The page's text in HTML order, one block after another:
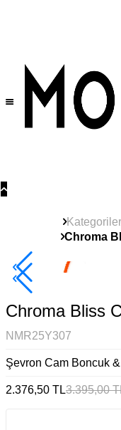
Kategoriler
Chroma
2+ Ürüne +%10
Chroma Bliss
NMR25Y307
Şevron Cam Boncuk
2.376,50 TL3.395,00